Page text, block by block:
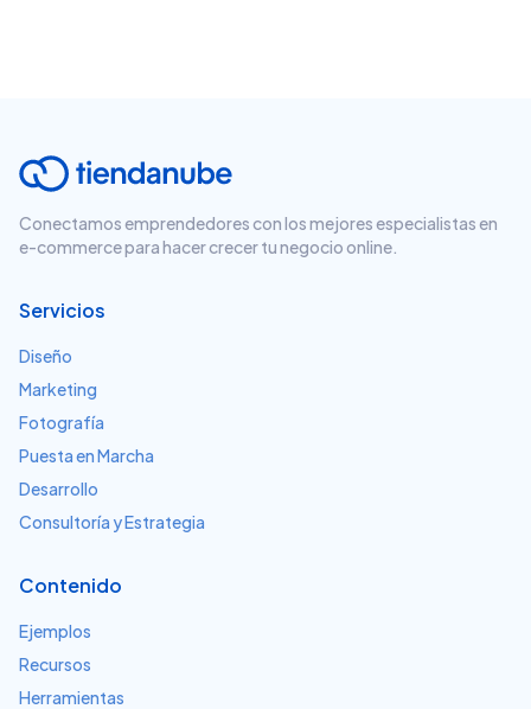
Conectamos emprendedores con los mejores especialistas en
e-commerce para hacer crecer tu negocio online.
Servicios
Diseño
Marketing
Fotografía
Puesta en Marcha
Desarrollo
Consultoría y Estrategia
Contenido
Ejemplos
Recursos
Herramientas